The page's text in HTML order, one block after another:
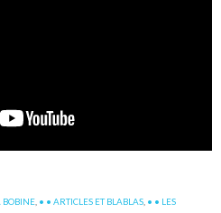
BOBINE • • ARTICLES ET BLABLAS • • LES